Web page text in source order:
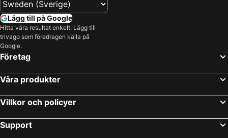
Lägg till på Google
Hitta våra resultat enkelt: Lägg till
trivago som föredragen källa på
Google.
Företag
Våra produkter
Villkor och policyer
Support